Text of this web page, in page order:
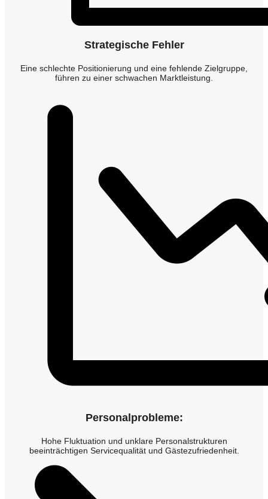
Strategische Fehler
Eine schlechte Positionierung und eine fehlende Zielgruppe,
führen zu einer schwachen Marktleistung.
Personalprobleme:
Hohe Fluktuation und unklare Personalstrukturen
beeinträchtigen Servicequalität und Gästezufriedenheit.